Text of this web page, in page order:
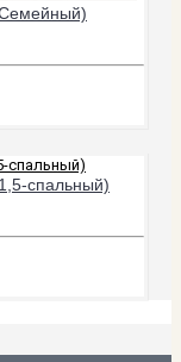
спальный)